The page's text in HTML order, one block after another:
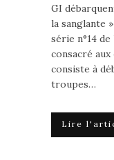
GI
la sanglante
série n°14
consacré
consiste à
troupes…
Lire